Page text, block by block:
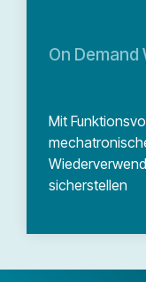
On Demand
Mit
sicherstellen